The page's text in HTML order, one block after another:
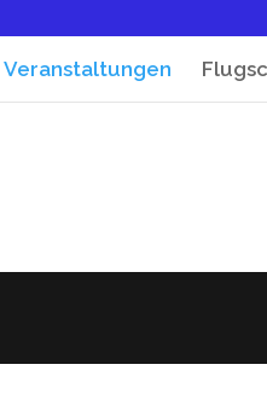
Veranstaltungen